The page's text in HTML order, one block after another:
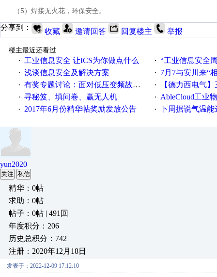
（5） 焊接无火花，环保安全。
分享到： 收藏 邀请回答 回复楼主 举报
楼主最近还看过
·
工业信息安全 让ICS为你做点什么 · “工业信息安全周之我见”
· 浅谈信息安全及解决方案 · 7月7与安川来“
· 有奖专题讨论：面对低压变频故障，老手是这样解决的！ · 【德力西电气】三
· 寻秘笈、填问卷、赢无人机 · AbleCloud工业物联
· 2017年6月份精华帖奖励发放公告 · 下周据说气温能
yun2020
关注 私信
精华：0帖
求助：0帖
帖子：0帖 | 491回
年度积分：206
历史总积分：742
注册：2020年12月18日
发表于：2022-12-09 17:12:10